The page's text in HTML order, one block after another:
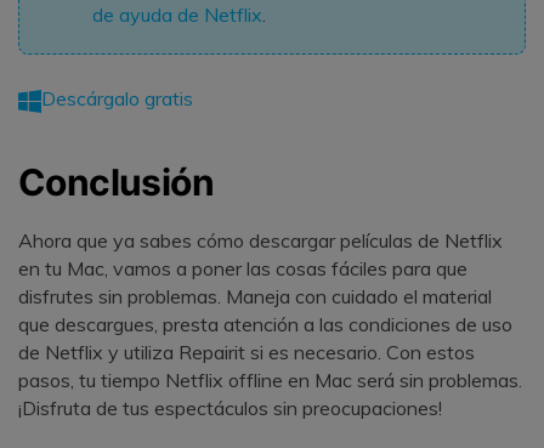
de ayuda de Netflix.
Descárgalo gratis
Conclusión
Ahora que ya sabes cómo descargar películas de Netflix
en tu Mac, vamos a poner las cosas fáciles para que
disfrutes sin problemas. Maneja con cuidado el material
que descargues, presta atención a las condiciones de uso
de Netflix y utiliza Repairit si es necesario. Con estos
pasos, tu tiempo Netflix offline en Mac será sin problemas.
¡Disfruta de tus espectáculos sin preocupaciones!